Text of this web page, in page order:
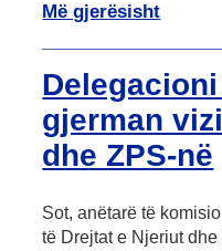
Më gjerësisht
gjerman
dhe ZPS-në
Sot, anëtarë të
të Drejtat e Njeriut